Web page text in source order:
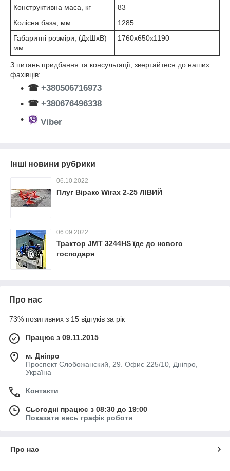
Конструктивна маса, кг
83
Колісна база, мм
1285
Габаритні розміри, (ДхШхВ)
мм
1760х650х1190
З питань придбання та консультації, звертайтеся до наших
фахівців:
☎ +380506716973
☎ +380676496338
Viber
Інші новини рубрики
06.10.2022
Плуг Віракс Wirax 2-25 ЛІВИЙ
06.09.2022
Трактор JMT 3244HS їде до нового
господаря
Про нас
73% позитивних з 15 відгуків за рік
Працює з 09.11.2015
м. Дніпро
Проспект Слобожанский, 29. Офис 225/10, Дніпро,
Україна
Контакти
Сьогодні працює з 08:30 до 19:00
Показати весь графік роботи
Про нас